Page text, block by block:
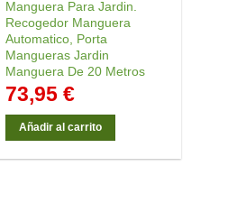
Manguera Para Jardin.
Recogedor Manguera
Automatico, Porta
Mangueras Jardin
Manguera De 20 Metros
73,95€
Añadir al carrito